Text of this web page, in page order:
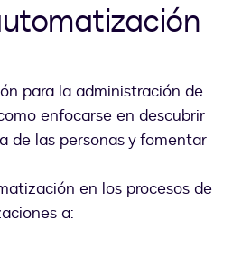
para la administración de
enfocarse en descubrir
de las personas y fomentar
en los procesos de
a: